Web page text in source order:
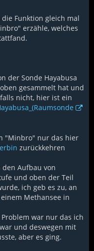
Funktion gleich mal
erzähle, welches
der Sonde Hayabusa
gesammelt hat und
nicht, hier ist ein
"Minbro" nur das hier
zurückkehren
Aufbau von
und oben der Teil
ich geb es zu, an
Methansee in
war nur das ich
und deswegen mit
aber es ging.